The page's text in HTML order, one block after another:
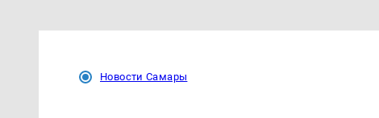
Новости Самары